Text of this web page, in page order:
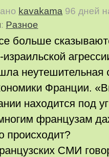
kavakama 96 дней
: Pазное
больше
израильской
неутешительная
Франции.
находится под
французам
происходит?
СМИ